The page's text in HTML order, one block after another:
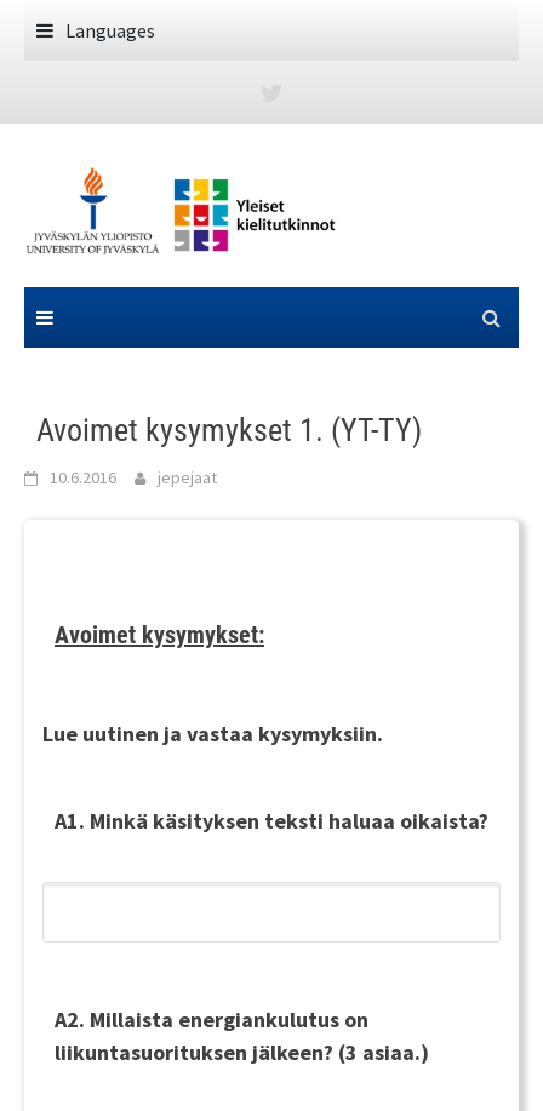
Languages
Avoimet kysymykset 1. (YT-TY)
10.6.2016 jepejaat
Avoimet kysymykset:
Lue uutinen ja vastaa kysymyksiin.
A1. Minkä käsityksen teksti haluaa oikaista?
A2. Millaista energiankulutus on
liikuntasuorituksen jälkeen? (3 asiaa.)